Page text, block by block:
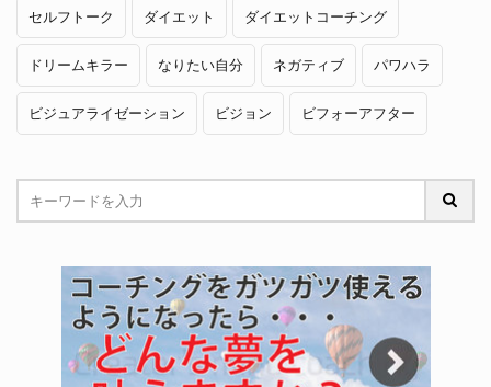
セルフトーク ダイエット ダイエットコーチング
ドリームキラー なりたい自分 ネガティブ パワハラ
ビジュアライゼーション ビジョン ビフォーアフター